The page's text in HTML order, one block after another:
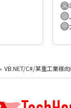
VB.NET/C#/某重工業様